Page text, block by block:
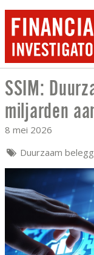
SSIM:
SSIM:
miljarden
8 mei 2026
Duurzaam